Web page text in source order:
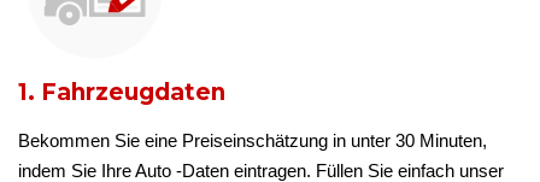
1. Fahrzeugdaten
Bekommen Sie eine Preiseinschätzung in unter 30 Minuten,
indem Sie Ihre Auto -Daten eintragen. Füllen Sie einfach unser